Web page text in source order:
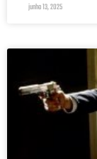
junho 13, 2025